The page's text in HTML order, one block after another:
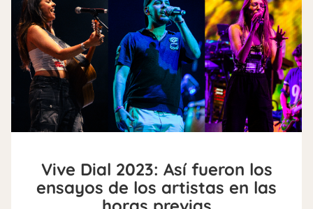
Vive Dial 2023: Así fueron los
ensayos de los artistas en las